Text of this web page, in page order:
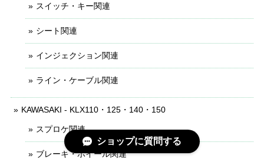
スイッチ・キー関連
シート関連
インジェクション関連
ライン・ケーブル関連
KAWASAKI - KLX110・125・140・150
スプロケ関連
ブレーキ・ホイール関連
ショップに質問する